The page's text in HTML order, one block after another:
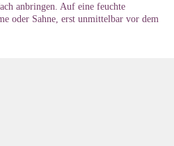
anbringen. Auf eine feuchte
oder Sahne, erst unmittelbar vor dem